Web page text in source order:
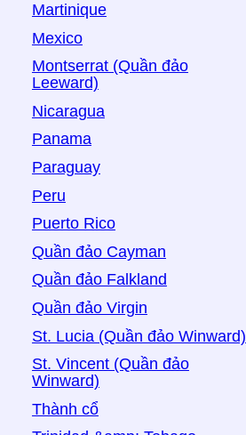
Martinique
Mexico
Montserrat (Quần đảo
Leeward)
Nicaragua
Panama
Paraguay
Peru
Puerto Rico
Quần đảo Cayman
Quần đảo Falkland
Quần đảo Virgin
St. Lucia (Quần đảo Winward)
St. Vincent (Quần đảo
Winward)
Thành cổ